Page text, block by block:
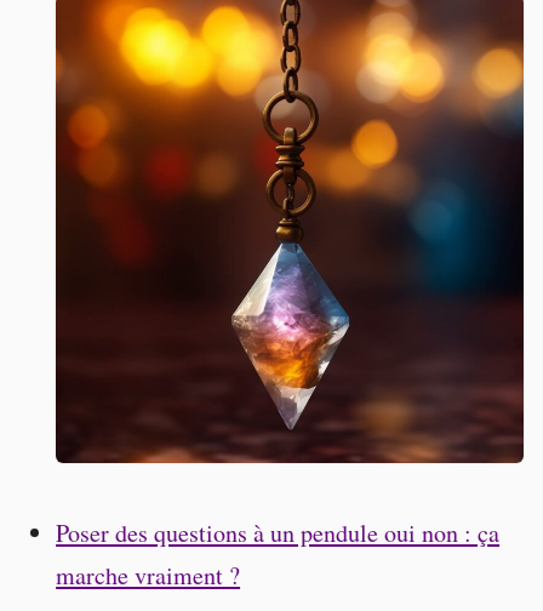
Poser des questions à un pendule oui non : ça
marche vraiment ?